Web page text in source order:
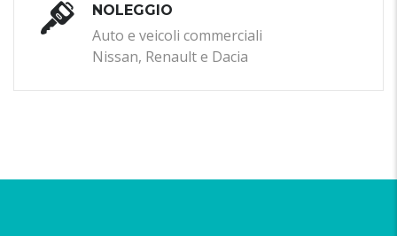
NOLEGGIO
Auto e veicoli commerciali
Nissan, Renault e Dacia